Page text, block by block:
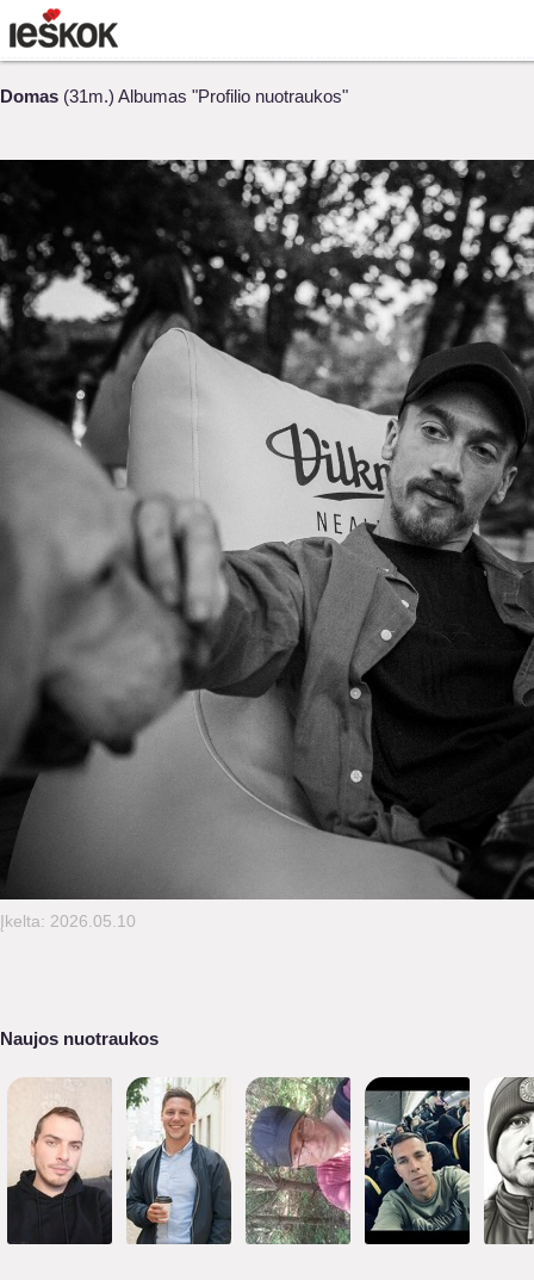
Domas (31m.) Albumas "Profilio nuotraukos"
Įkelta: 2026.05.10
Naujos nuotraukos